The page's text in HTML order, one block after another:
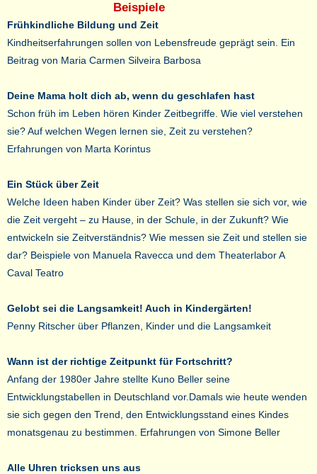
Beispiele
Frühkindliche Bildung und Zeit
Kindheitserfahrungen sollen von Lebensfreude geprägt sein. Ein
Beitrag von Maria Carmen Silveira Barbosa
Deine Mama holt dich ab, wenn du geschlafen hast
Schon früh im Leben hören Kinder Zeitbegriffe. Wie viel verstehen
sie? Auf welchen Wegen lernen sie, Zeit zu verstehen?
Erfahrungen von Marta Korintus
Ein Stück über Zeit
Welche Ideen haben Kinder über Zeit? Was stellen sie sich vor, wie
die Zeit vergeht – zu Hause, in der Schule, in der Zukunft? Wie
entwickeln sie Zeitverständnis? Wie messen sie Zeit und stellen sie
dar? Beispiele von Manuela Ravecca und dem Theaterlabor A
Caval Teatro
Gelobt sei die Langsamkeit! Auch in Kindergärten!
Penny Ritscher über Pflanzen, Kinder und die Langsamkeit
Wann ist der richtige Zeitpunkt für Fortschritt?
Anfang der 1980er Jahre stellte Kuno Beller seine
Entwicklungstabellen in Deutschland vor.Damals wie heute wenden
sie sich gegen den Trend, den Entwicklungsstand eines Kindes
monatsgenau zu bestimmen. Erfahrungen von Simone Beller
Alle Uhren tricksen uns aus